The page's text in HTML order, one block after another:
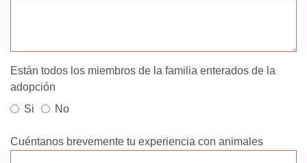
Están todos los miembros de la familia enterados de la
adopción
Si
No
Cuéntanos brevemente tu experiencia con animales